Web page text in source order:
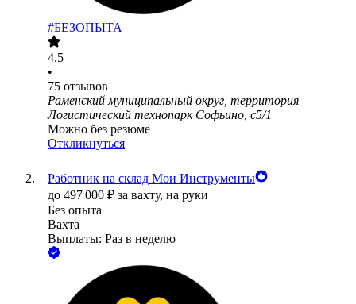
#БЕЗОПЫТА
4.5
•
75 отзывов
Раменский муниципальный округ, территория
Логистический технопарк Софьино, с5/1
Можно без резюме
Откликнуться
Работник на склад Мои Инструменты
до 497 000 ₽ за вахту, на руки
Без опыта
Вахта
Выплаты: Раз в неделю